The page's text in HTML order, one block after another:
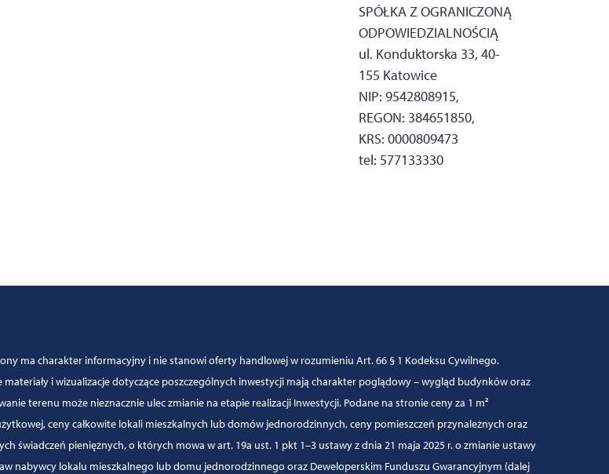
SPÓŁKA Z OGRANICZONĄ
ODPOWIEDZIALNOŚCIĄ
ul. Konduktorska 33, 40-
155 Katowice
NIP: 9542808915,
REGON: 384651850,
KRS: 0000809473
tel: 577133330
ma charakter informacyjny i nie stanowi oferty handlowej w rozumieniu Art. 66 § 1 Kodeksu Cywilnego.
materiały i wizualizacje dotyczące poszczególnych inwestycji mają charakter poglądowy – wygląd budynków oraz
terenu może nieznacznie ulec zmianie na etapie realizacji Inwestycji. Podane na stronie ceny za 1 m²
ceny całkowite lokali mieszkalnych lub domów jednorodzinnych, ceny pomieszczeń przynależnych oraz
świadczeń pieniężnych, o których mowa w art. 19a ust. 1 pkt 1–3 ustawy z dnia 21 maja 2025 r. o zmianie ustawy
nabywcy lokalu mieszkalnego lub domu jednorodzinnego oraz Deweloperskim Funduszu Gwarancyjnym (dalej